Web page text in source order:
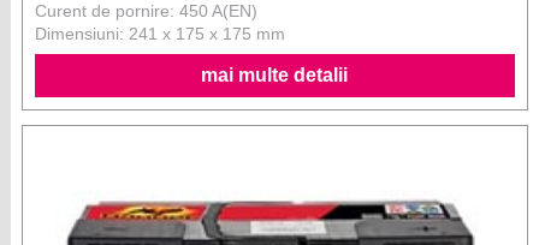
Curent de pornire: 450 A(EN)
Dimensiuni: 241 x 175 x 175 mm
mai multe detalii